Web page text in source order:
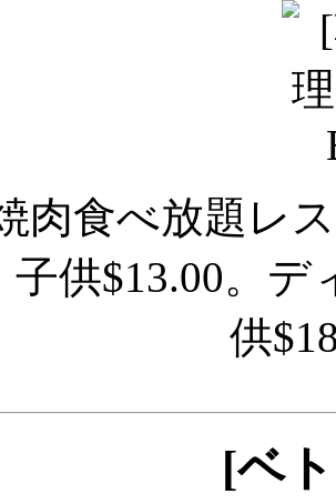
肉食べ放題レ
子供$13.00。
供
[ベ